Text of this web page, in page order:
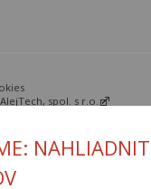
AlejTech, spol. s r.o.